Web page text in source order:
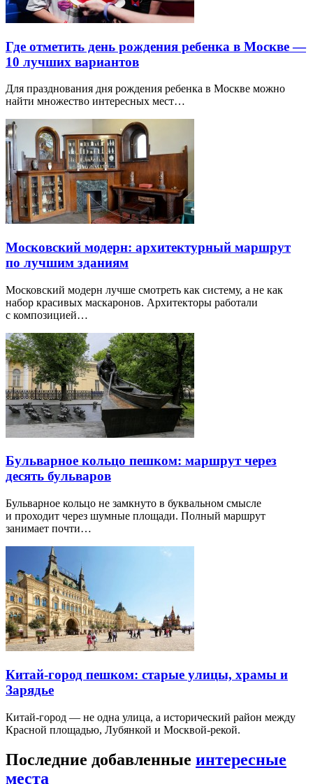
Где отметить день рождения ребенка в Москве —
10 лучших вариантов
Для празднования дня рождения ребенка в Москве можно
найти множество интересных мест…
Московский модерн: архитектурный маршрут
по лучшим зданиям
Московский модерн лучше смотреть как систему, а не как
набор красивых маскаронов. Архитекторы работали
с композицией…
Бульварное кольцо пешком: маршрут через
десять бульваров
Бульварное кольцо не замкнуто в буквальном смысле
и проходит через шумные площади. Полный маршрут
занимает почти…
Китай-город пешком: старые улицы, храмы и
Зарядье
Китай-город — не одна улица, а исторический район между
Красной площадью, Лубянкой и Москвой-рекой.
Последние добавленные интересные
места